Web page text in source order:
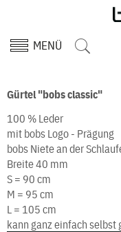
MENÜ
Gürtel "bobs classic"
100 % Leder
mit bobs Logo - Prägung
bobs Niete an der
Breite 40 mm
S = 90 cm
M = 95 cm
L = 105 cm
kann ganz einfach selbst